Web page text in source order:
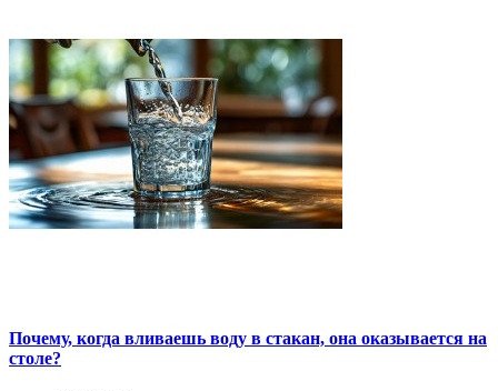
Почему, когда вливаешь воду в стакан, она оказывается на
столе?